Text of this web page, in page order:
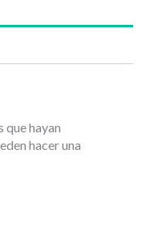
que hayan
hacer una